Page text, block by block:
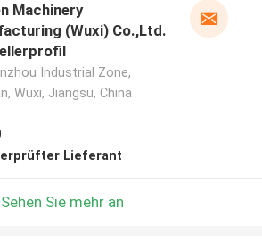
Machinery
(Wuxi) Co.,Ltd.
Industrial Zone,
Wuxi, Jiangsu, China
Lieferant
Sehen Sie mehr an